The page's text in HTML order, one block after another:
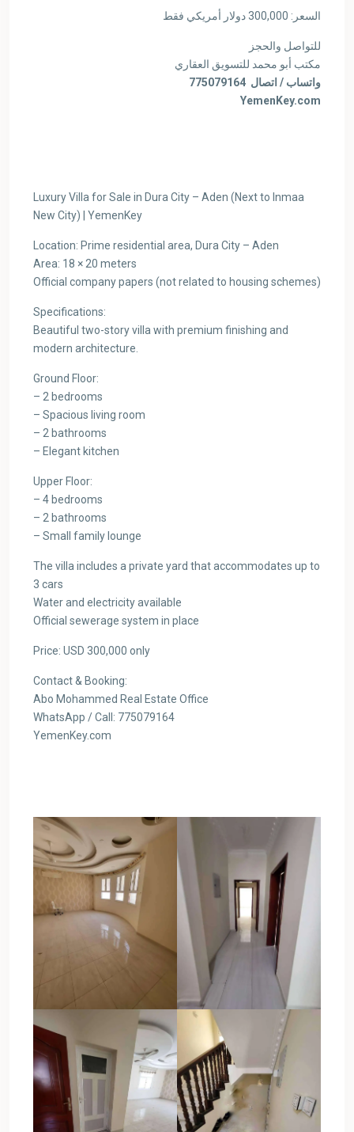
السعر: 300,000 دولار أمريكي فقط
للتواصل والحجز
مكتب أبو محمد للتسويق العقاري
واتساب / اتصال 775079164
YemenKey.com
Luxury Villa for Sale in Dura City – Aden (Next to Inmaa
New City) | YemenKey
Location: Prime residential area, Dura City – Aden
Area: 18 × 20 meters
Official company papers (not related to housing schemes)
Specifications:
Beautiful two-story villa with premium finishing and
modern architecture.
Ground Floor:
– 2 bedrooms
– Spacious living room
– 2 bathrooms
– Elegant kitchen
Upper Floor:
– 4 bedrooms
– 2 bathrooms
– Small family lounge
The villa includes a private yard that accommodates up to
3 cars
Water and electricity available
Official sewerage system in place
Price: USD 300,000 only
Contact & Booking:
Abo Mohammed Real Estate Office
WhatsApp / Call: 775079164
YemenKey.com